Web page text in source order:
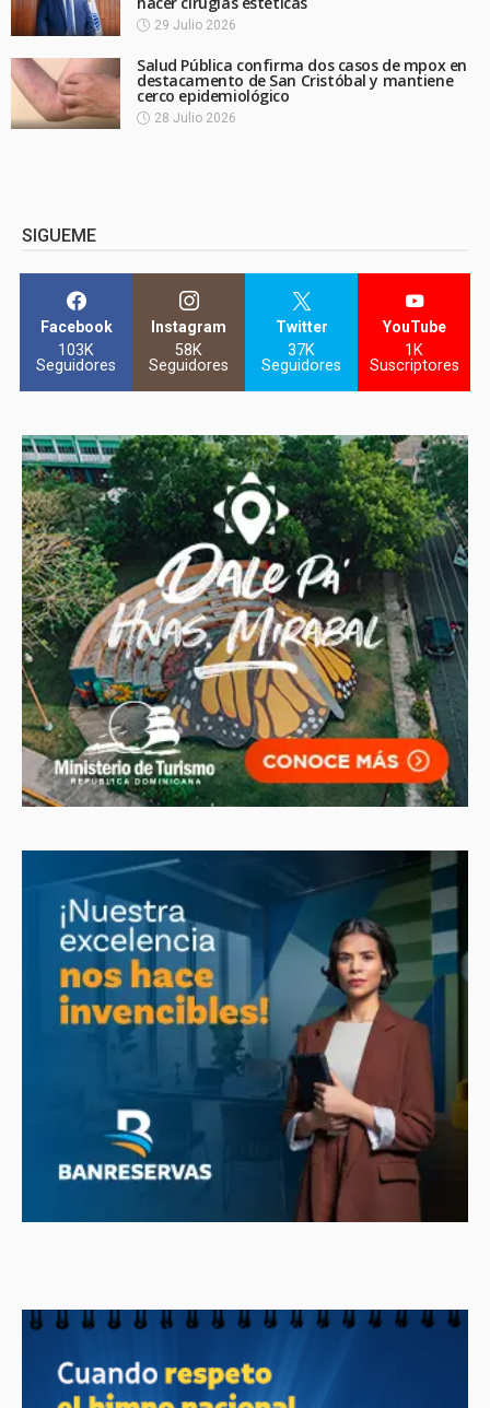
29 Julio 2026
Salud Pública confirma dos casos de mpox en
destacamento de San Cristóbal y mantiene
cerco epidemiológico
28 Julio 2026
SIGUEME
Facebook
103K
Seguidores
Instagram
58K
Seguidores
Twitter
37K
Seguidores
YouTube
1K
Suscriptores